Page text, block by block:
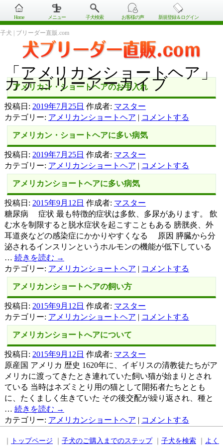
Home メニュー 子犬検索 お客様の声 新規登録＆ログイン
子犬 | ブリーダー直販.com
「アメリカンショートヘア」
カテゴリーアーカイブ
アメリカン・ショートヘアのお手入れ
投稿日: 2019年7月25日 作成者: マスター
カテゴリー: アメリカンショートヘア | コメントする
アメリカン・ショートヘアに多い病気
投稿日: 2019年7月25日 作成者: マスター
カテゴリー: アメリカンショートヘア | コメントする
アメリカンショートヘアに多い病気
投稿日: 2015年9月12日 作成者: マスター
糖尿病 症状 最も特徴的症状は多飲、多尿があります。 飲
む水を制限すると脱水症状を起こすこともある 膀胱炎、外
耳道炎などの感染症にかかりやすくなる 原因 膵臓から分
泌されるインスリンというホルモンの機能が低下している
… 続きを読む →
カテゴリー: アメリカンショートヘア | コメントする
アメリカンショートヘアの飼い方
投稿日: 2015年9月12日 作成者: マスター
カテゴリー: アメリカンショートヘア | コメントする
アメリカンショートへアについて
投稿日: 2015年9月12日 作成者: マスター
原産国 アメリカ 歴史 1620年に、イギリスの清教徒たちがア
メリカに渡ってきたとき連れていた飼い猫が始まりとされ
ている 当時はネズミとり用の猫として開拓者たちととも
に、たくましく生きていた その後交配が繰り返され、種と
… 続きを読む →
カテゴリー: アメリカンショートヘア | コメントする
｜ トップページ ｜ 子犬のご購入までのステップ｜ 子犬を検索 ｜ よく